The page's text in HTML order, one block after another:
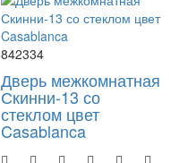
842334
Дверь межкомнатная
Скинни-13 со
стеклом цвет
Casablanca